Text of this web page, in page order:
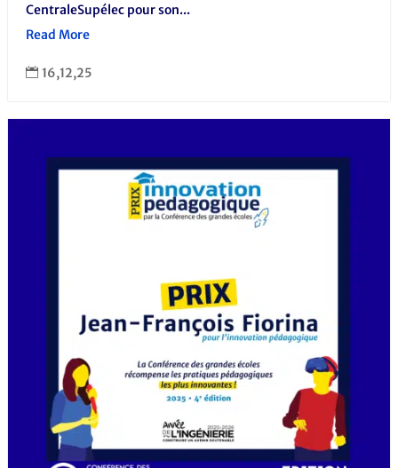
CentraleSupélec pour son...
Read More
 16,12,25